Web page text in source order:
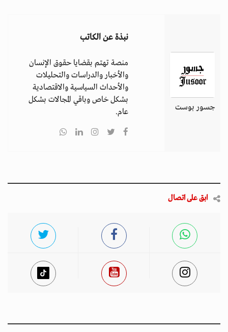
جسور بوست
نبذة عن الكاتب
منصة تهتم بقضايا حقوق الإنسان
والأخبار والدراسات والتحليلات
والأحداث السياسية والاقتصادية
بشكل خاص وباقي المجالات بشكل
عام.
ابق على اتصال